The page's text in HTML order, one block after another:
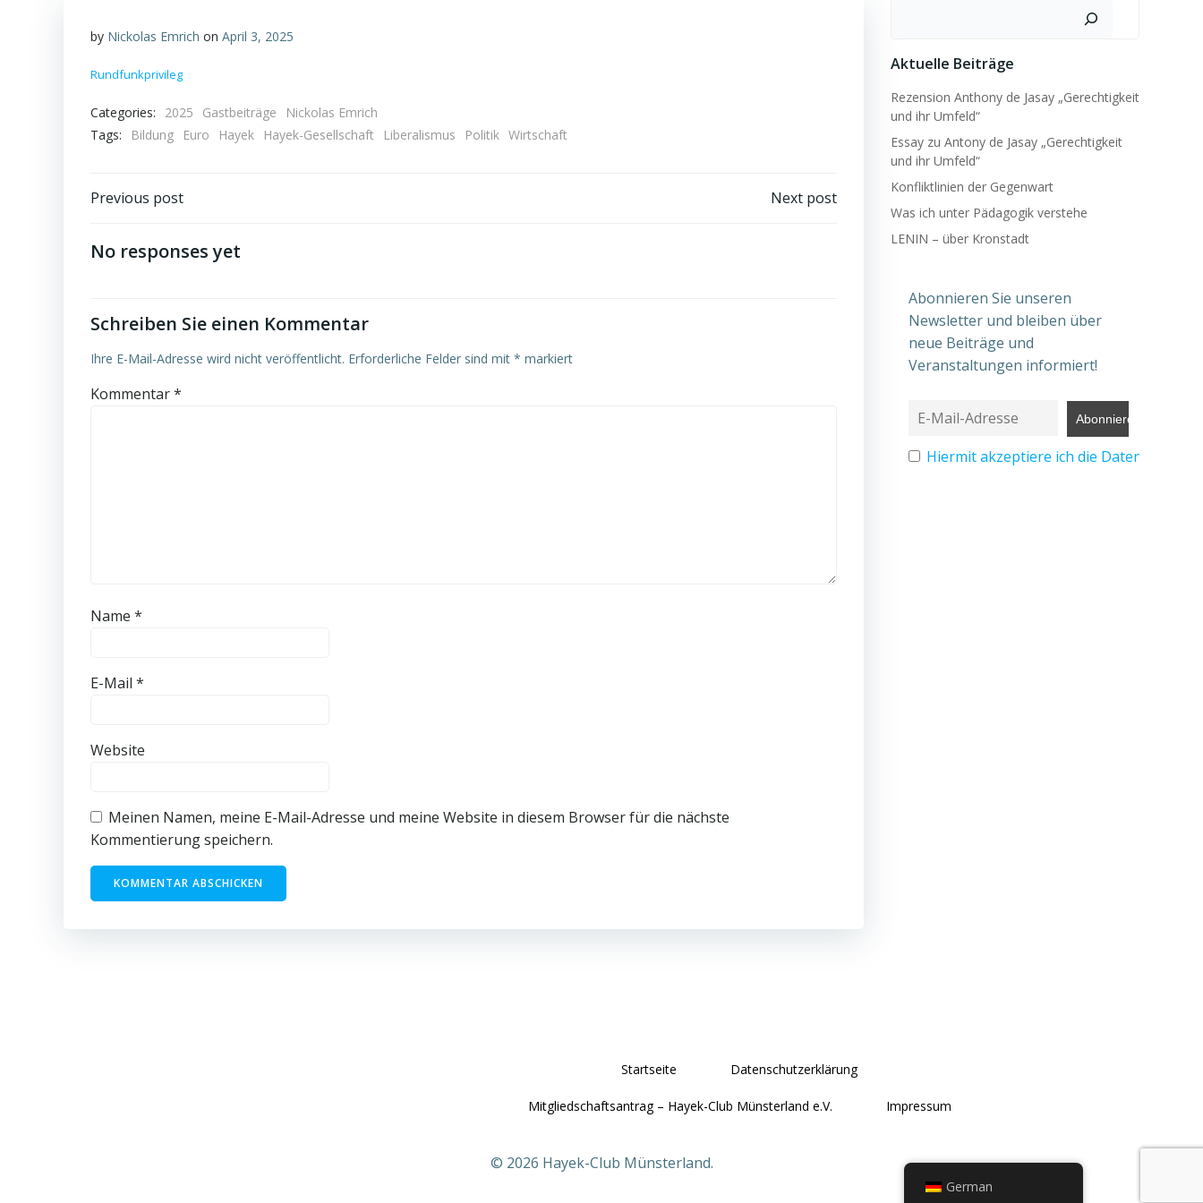
by Nickolas Emrich on April 3, 2025
Rundfunkprivileg
Categories: 2025 Gastbeiträge
Nickolas Emrich
Tags:
Bildung Euro Hayek Hayek-Gesellschaft Liberalismus Politik Wirtschaft
Post
navigation
Previous post Next post
No responses yet
Schreiben Sie einen Kommentar
Ihre E-Mail-Adresse wird nicht veröffentlicht. Erforderliche Felder sind mit * markiert
Kommentar*
Name *
E-Mail *
Website
Meinen Namen, meine E-Mail-Adresse und meine Website in diesem Browser für die nächste
Kommentierung speichern.
Aktuelle Beiträge
Rezension Anthony de Jasay „Gerechtigkeit
und ihr Umfeld“
Essay zu Antony de Jasay „Gerechtigkeit
und ihr Umfeld“
Konfliktlinien der Gegenwart
Was ich unter Pädagogik verstehe
LENIN – über Kronstadt
Abonnieren Sie unseren
Newsletter und bleiben über
neue Beiträge und
Veranstaltungen informiert!
Hiermit akzeptiere ich die
Startseite Datenschutzerklärung
Mitgliedschaftsantrag – Hayek-Club Münsterland e.V. Impressum
© 2026 Hayek-Club Münsterland.
German